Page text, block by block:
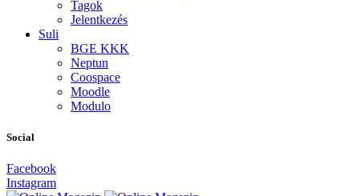
Tagok
Jelentkezés
Suli
BGE KKK
Neptun
Coospace
Moodle
Modulo
Social
Facebook
Instagram